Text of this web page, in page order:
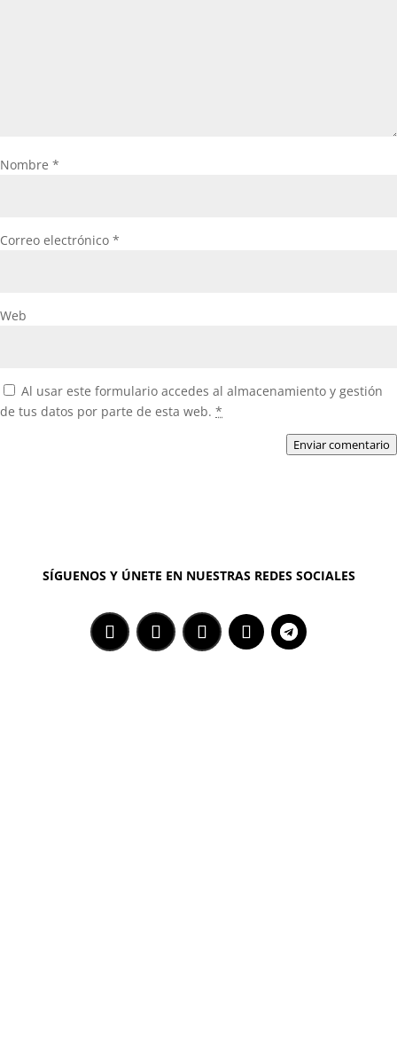
Nombre *
Correo electrónico *
Web
Al usar este formulario accedes al almacenamiento y gestión
de tus datos por parte de esta web. *
Enviar comentario
SÍGUENOS Y ÚNETE EN NUESTRAS REDES SOCIALES